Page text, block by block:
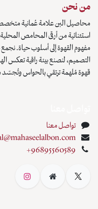
من نحن
محاصيل البن علامة عُمانية
استثنائية من أرقى المحامص
مفهوم القهوة إلى أسلوب حياة.
التصميم، لنصنع بيئة راقية تعكس
قهوة مُلهمة ترتقي بالحواس وتُجسّد
تواصل معنا
+96895560589